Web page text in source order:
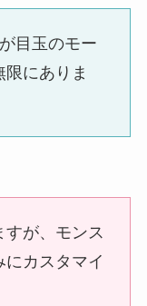
目玉のモー
限にありま
すが、モンス
カスタマイ